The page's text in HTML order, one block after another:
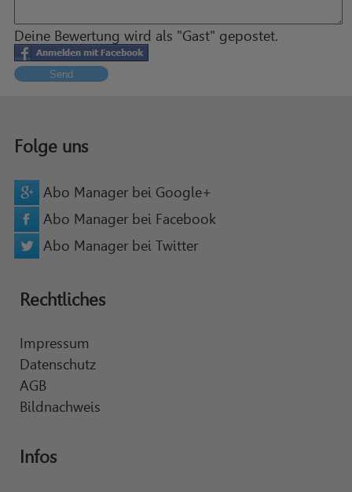
Deine Bewertung wird als "Gast" gepostet.
Send
Folge uns
Abo Manager bei Google+
Abo Manager bei Facebook
Abo Manager bei Twitter
Rechtliches
Impressum
Datenschutz
AGB
Bildnachweis
Infos